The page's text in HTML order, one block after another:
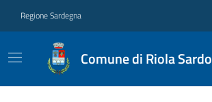
Regione Sardegna
Comune di Riola Sardo